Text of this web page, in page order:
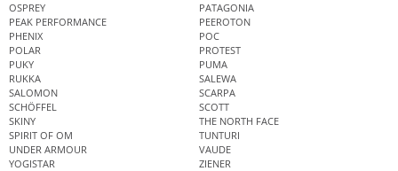
OSPREY
PATAGONIA
PEAK PERFORMANCE
PEEROTON
PHENIX
POC
POLAR
PROTEST
PUKY
PUMA
RUKKA
SALEWA
SALOMON
SCARPA
SCHÖFFEL
SCOTT
SKINY
THE NORTH FACE
SPIRIT OF OM
TUNTURI
UNDER ARMOUR
VAUDE
YOGISTAR
ZIENER